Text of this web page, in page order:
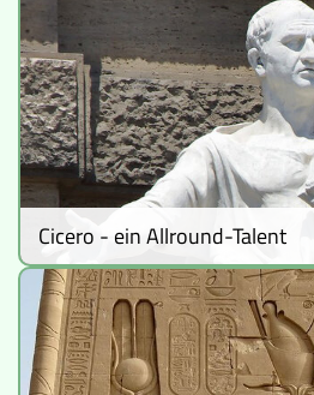
Mach
Cicero - ein Allround-Talent